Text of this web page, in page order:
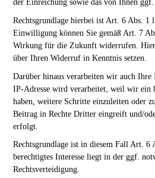
Rechtsgrundlage hierbei ist Art. 6 Abs.
Einwilligung können Sie gemäß Art. 7
Wirkung für die Zukunft widerrufen.
über Ihren Widerruf in Kenntnis setzen.
Darüber hinaus verarbeiten wir auch
IP-Adresse wird verarbeitet, weil wir ein
haben, weitere Schritte einzuleiten oder
Beitrag in Rechte Dritter eingreift und/
erfolgt.
Rechtsgrundlage ist in diesem Fall Art.
berechtigtes Interesse liegt in der ggf.
Rechtsverteidigung.